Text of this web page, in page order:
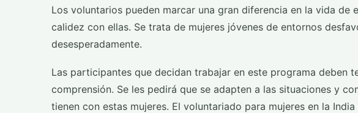
Los voluntarios pueden marcar una gran diferencia en la vida de
calidez con ellas. Se trata de mujeres jóvenes de entornos
desesperadamente.
Las participantes que decidan trabajar en este programa deben
comprensión. Se les pedirá que se adapten a las situaciones y
tienen con estas mujeres. El voluntariado para mujeres en la